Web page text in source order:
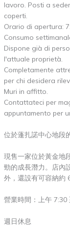
lavoro. Posti a
coperti.
Orario di apertura:
Consumo
Dispone già di
l'attuale proprietà.
Completamente
per chi desidera
Muri in affitto.
Contattateci per
appuntamento per
位於蓬扎諾中心地段
現售一家位於黃金地
勁的成長潛力。店內
外，還設有可容納約
營業時間：上午 7:30
週日休息